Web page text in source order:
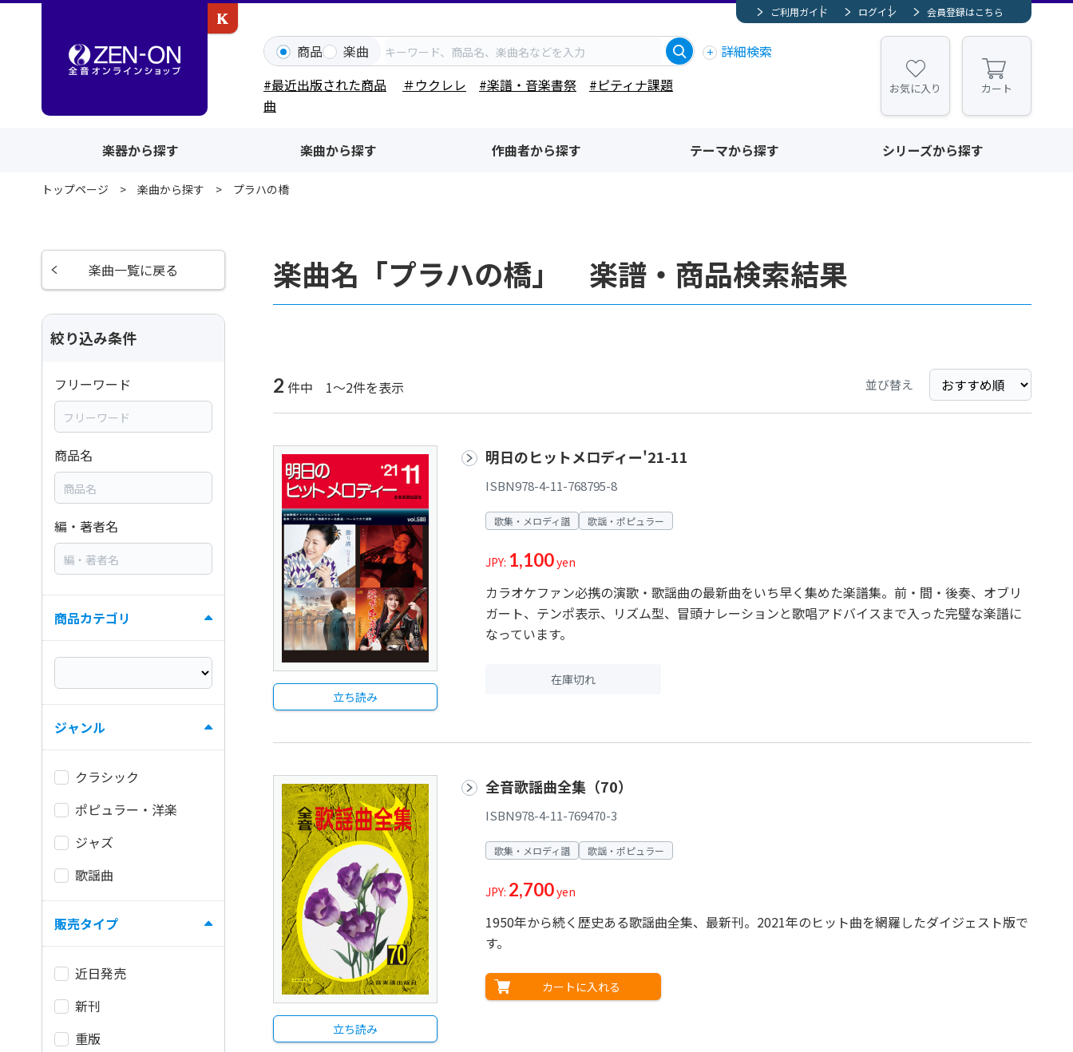
ご利用ガイド ログイン 会員登録はこちら
商品 楽曲
詳細検索
#最近出版された商品
＃ウクレレ #楽譜・音楽書祭
#ピティナ課題
曲
お気に入り カート
楽器から探す 楽曲から探す 作曲者から探す テーマから探す シリーズから探す
トップページ 楽曲から探す プラハの橋
楽曲名「プラハの橋」 楽譜・商品検索結果
2 件中 1～2件を表示 並び替え
立ち読み
明日のヒットメロディー'21-11
ISBN978-4-11-768795-8
歌集・メロディ譜 歌謡・ポピュラー
JPY: 1,100yen
カラオケファン必携の演歌・歌謡曲の最新曲をいち早く集めた楽譜集。前・間・後奏、オブリ
ガート、テンポ表示、リズム型、冒頭ナレーションと歌唱アドバイスまで入った完璧な楽譜に
なっています。
在庫切れ
立ち読み
全音歌謡曲全集（70）
ISBN978-4-11-769470-3
歌集・メロディ譜 歌謡・ポピュラー
JPY: 2,700yen
1950年から続く歴史ある歌謡曲全集、最新刊。2021年のヒット曲を網羅したダイジェスト版で
す。
カートに入れる
楽曲一覧に戻る
絞り込み条件
フリーワード
商品名
編・著者名
商品カテゴリ
ジャンル
クラシック
ポピュラー・洋楽
ジャズ
歌謡曲
販売タイプ
近日発売
新刊
重版